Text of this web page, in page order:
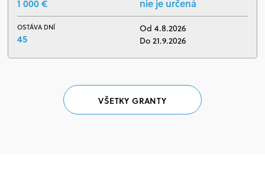
1 000 € nie je určená
OSTÁVA DNÍ
45
Od 4.8.2026
Do 21.9.2026
VŠETKY GRANTY